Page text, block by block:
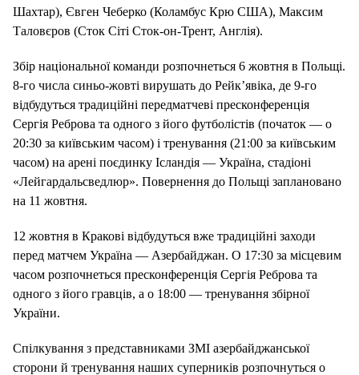
Шахтар), Євген Чеберко (Коламбус Крю США), Максим
Таловєров (Сток Сіті Сток-он-Трент, Англія).
Збір національної команди розпочнеться 6 жовтня в Польщі.
8-го числа синьо-жовті вирушать до Рейк’явіка, де 9-го
відбудуться традиційні передматчеві пресконференція
Сергія Реброва та одного з його футболістів (початок — о
20:30 за київським часом) і тренування (21:00 за київським
часом) на арені поєдинку Ісландія — Україна, стадіоні
«Лейгардальсведлюр». Повернення до Польщі заплановано
на 11 жовтня.
12 жовтня в Кракові відбудуться вже традиційні заходи
перед матчем Україна — Азербайджан. О 17:30 за місцевим
часом розпочнеться пресконференція Сергія Реброва та
одного з його гравців, а о 18:00 — тренування збірної
України.
Спілкування з представниками ЗМІ азербайджанської
сторони й тренування наших суперників розпочнуться о